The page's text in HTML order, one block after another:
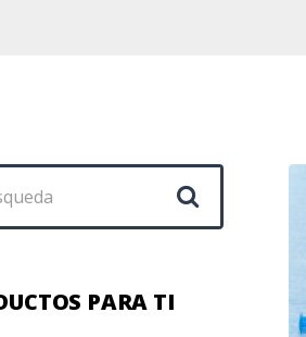
PARA TI